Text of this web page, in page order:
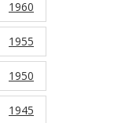
1960
1955
1950
1945